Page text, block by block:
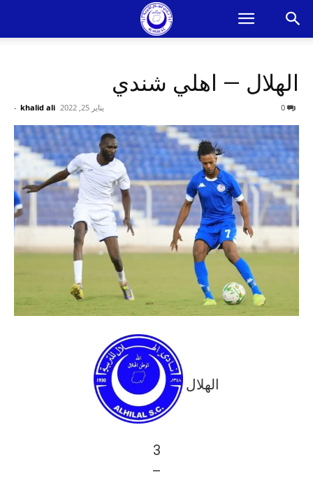
الهلال — اهلي شندي
khalid ali
- يناير 25, 2022
الهلال
3
—